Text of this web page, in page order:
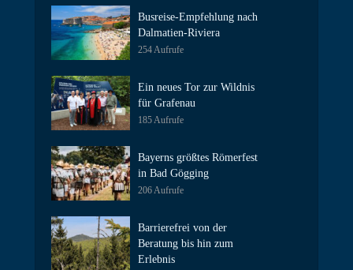
Busreise-Empfehlung nach
Dalmatien-Riviera
254 Aufrufe
Ein neues Tor zur Wildnis
für Grafenau
185 Aufrufe
Bayerns größtes Römerfest
in Bad Gögging
206 Aufrufe
Barrierefrei von der
Beratung bis hin zum
Erlebnis